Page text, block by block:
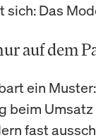
Das
auf dem
ein
beim
fast